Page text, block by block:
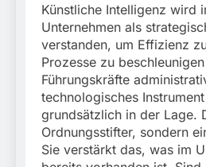
Künstliche Intelligenz wird
Unternehmen als
verstanden, um Effizienz
Prozesse zu
Führungskräfte
technologisches
grundsätzlich in der Lage.
Ordnungsstifter, sondern
Sie verstärkt das, was im